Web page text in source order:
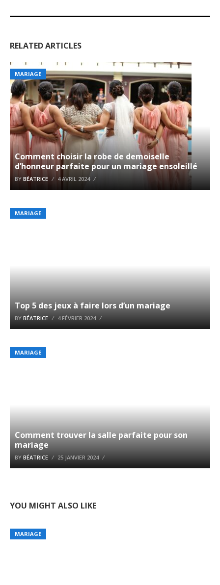
RELATED ARTICLES
MARIAGE
Comment choisir la robe de demoiselle
d’honneur parfaite pour un mariage ensoleillé
BY BÉATRICE 4 AVRIL 2024
MARIAGE
Top 5 des jeux à faire lors d’un mariage
BY BÉATRICE 4 FÉVRIER 2024
MARIAGE
Comment trouver la salle parfaite pour son
mariage
BY BÉATRICE 25 JANVIER 2024
YOU MIGHT ALSO LIKE
MARIAGE